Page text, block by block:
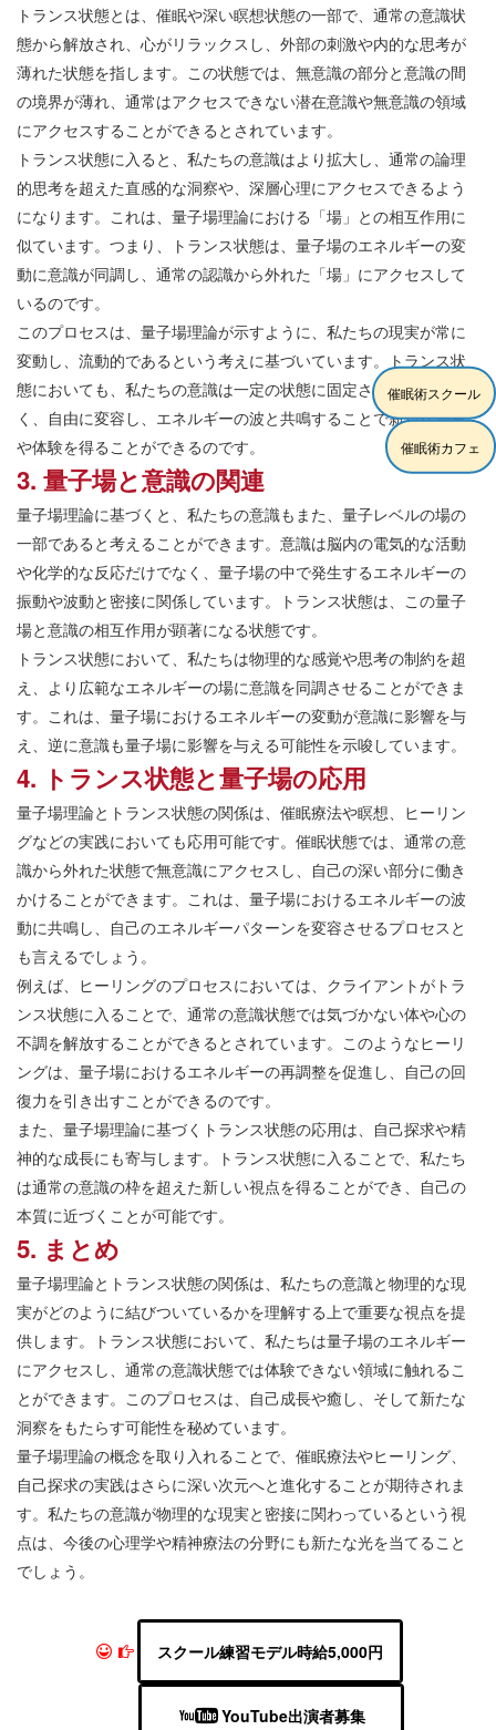
トランス状態とは、催眠や深い瞑想状態の一部で、通常の意識状
態から解放され、心がリラックスし、外部の刺激や内的な思考が
薄れた状態を指します。この状態では、無意識の部分と意識の間
の境界が薄れ、通常はアクセスできない潜在意識や無意識の領域
にアクセスすることができるとされています。
トランス状態に入ると、私たちの意識はより拡大し、通常の論理
的思考を超えた直感的な洞察や、深層心理にアクセスできるよう
になります。これは、量子場理論における「場」との相互作用に
似ています。つまり、トランス状態は、量子場のエネルギーの変
動に意識が同調し、通常の認識から外れた「場」にアクセスして
いるのです。
このプロセスは、量子場理論が示すように、私たちの現実が常に
変動し、流動的であるという考えに基づいています。トランス状
態においても、私たちの意識は一定の状態に固定されるのではな
く、自由に変容し、エネルギーの波と共鳴することで新たな洞察
や体験を得ることができるのです。
3. 量子場と意識の関連
量子場理論に基づくと、私たちの意識もまた、量子レベルの場の
一部であると考えることができます。意識は脳内の電気的な活動
や化学的な反応だけでなく、量子場の中で発生するエネルギーの
振動や波動と密接に関係しています。トランス状態は、この量子
場と意識の相互作用が顕著になる状態です。
トランス状態において、私たちは物理的な感覚や思考の制約を超
え、より広範なエネルギーの場に意識を同調させることができま
す。これは、量子場におけるエネルギーの変動が意識に影響を与
え、逆に意識も量子場に影響を与える可能性を示唆しています。
4. トランス状態と量子場の応用
量子場理論とトランス状態の関係は、催眠療法や瞑想、ヒーリン
グなどの実践においても応用可能です。催眠状態では、通常の意
識から外れた状態で無意識にアクセスし、自己の深い部分に働き
かけることができます。これは、量子場におけるエネルギーの波
動に共鳴し、自己のエネルギーパターンを変容させるプロセスと
も言えるでしょう。
例えば、ヒーリングのプロセスにおいては、クライアントがトラ
ンス状態に入ることで、通常の意識状態では気づかない体や心の
不調を解放することができるとされています。このようなヒーリ
ングは、量子場におけるエネルギーの再調整を促進し、自己の回
復力を引き出すことができるのです。
また、量子場理論に基づくトランス状態の応用は、自己探求や精
神的な成長にも寄与します。トランス状態に入ることで、私たち
は通常の意識の枠を超えた新しい視点を得ることができ、自己の
本質に近づくことが可能です。
5. まとめ
量子場理論とトランス状態の関係は、私たちの意識と物理的な現
実がどのように結びついているかを理解する上で重要な視点を提
供します。トランス状態において、私たちは量子場のエネルギー
にアクセスし、通常の意識状態では体験できない領域に触れるこ
とができます。このプロセスは、自己成長や癒し、そして新たな
洞察をもたらす可能性を秘めています。
量子場理論の概念を取り入れることで、催眠療法やヒーリング、
自己探求の実践はさらに深い次元へと進化することが期待されま
す。私たちの意識が物理的な現実と密接に関わっているという視
点は、今後の心理学や精神療法の分野にも新たな光を当てること
でしょう。
スクール練習モデル時給5,000円
YouTube出演者募集
催眠術スクール
催眠術カフェ